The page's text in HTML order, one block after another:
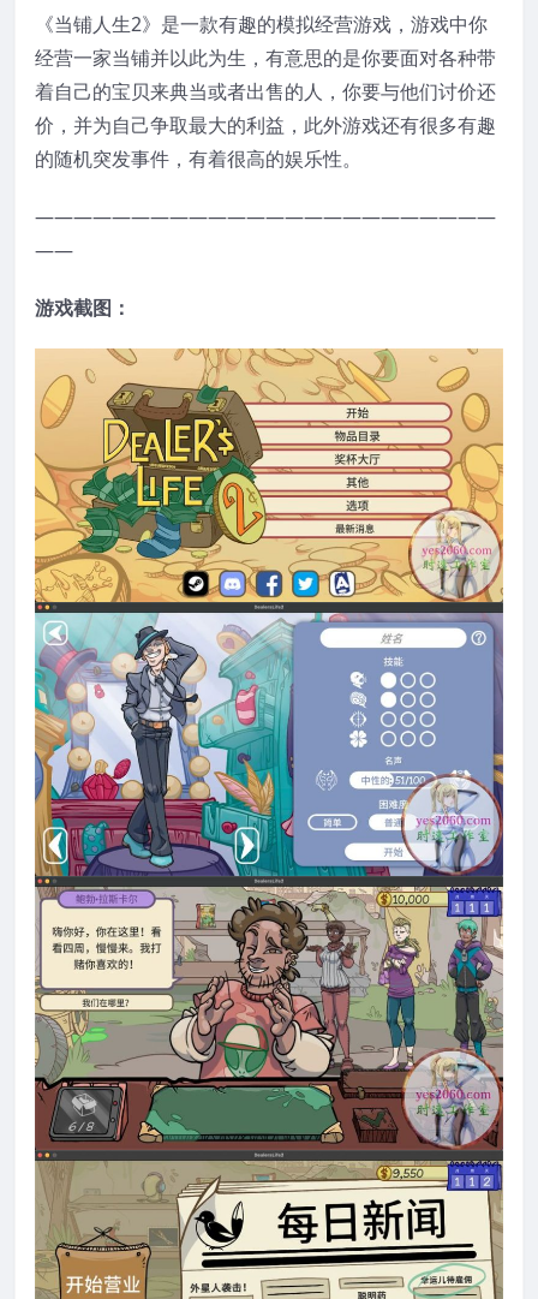
《当铺人生2》是一款有趣的模拟经营游戏，游戏中你
经营一家当铺并以此为生，有意思的是你要面对各种带
着自己的宝贝来典当或者出售的人，你要与他们讨价还
价，并为自己争取最大的利益，此外游戏还有很多有趣
的随机突发事件，有着很高的娱乐性。
————————————————————————
——
游戏截图：